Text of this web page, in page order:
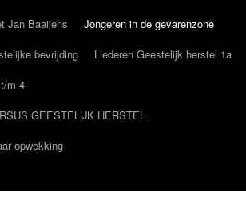
Jan Baaijens
Jongeren in de gevarenzone
bevrijding
Liederen Geestelijk herstel 1a
m 4
GEESTELIJK HERSTEL
opwekking